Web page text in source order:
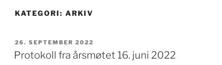
KATEGORI: ARKIV
PUBLISERT
26. SEPTEMBER 2022
Protokoll fra årsmøtet 16. juni 2022